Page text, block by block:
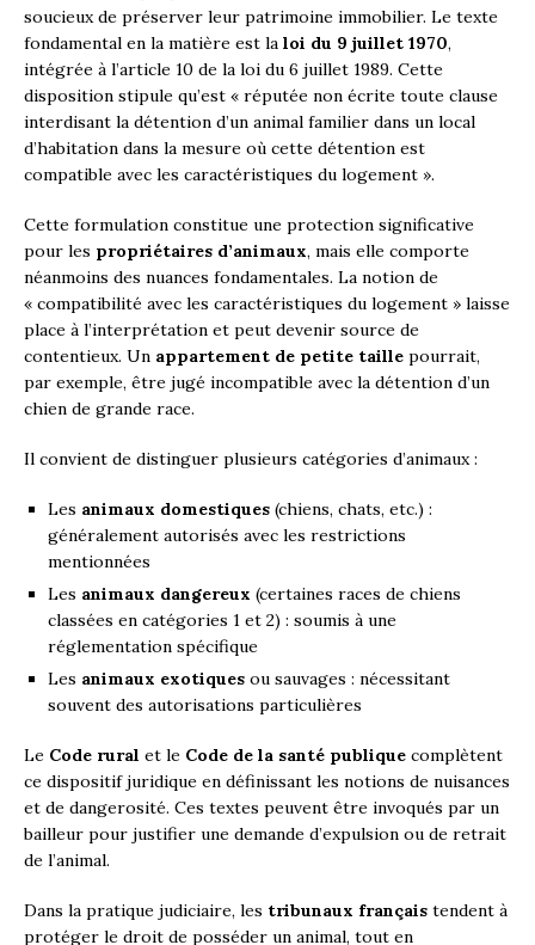
soucieux de préserver leur patrimoine immobilier. Le texte
fondamental en la matière est la loi du 9 juillet 1970,
intégrée à l’article 10 de la loi du 6 juillet 1989. Cette
disposition stipule qu’est « réputée non écrite toute clause
interdisant la détention d’un animal familier dans un local
d’habitation dans la mesure où cette détention est
compatible avec les caractéristiques du logement ».
Cette formulation constitue une protection significative
pour les propriétaires d’animaux, mais elle comporte
néanmoins des nuances fondamentales. La notion de
« compatibilité avec les caractéristiques du logement » laisse
place à l’interprétation et peut devenir source de
contentieux. Un appartement de petite taille pourrait,
par exemple, être jugé incompatible avec la détention d’un
chien de grande race.
Il convient de distinguer plusieurs catégories d’animaux :
Les animaux domestiques (chiens, chats, etc.) :
généralement autorisés avec les restrictions
mentionnées
Les animaux dangereux (certaines races de chiens
classées en catégories 1 et 2) : soumis à une
réglementation spécifique
Les animaux exotiques ou sauvages : nécessitant
souvent des autorisations particulières
Le Code rural et le Code de la santé publique complètent
ce dispositif juridique en définissant les notions de nuisances
et de dangerosité. Ces textes peuvent être invoqués par un
bailleur pour justifier une demande d’expulsion ou de retrait
de l’animal.
Dans la pratique judiciaire, les tribunaux français tendent à
protéger le droit de posséder un animal, tout en